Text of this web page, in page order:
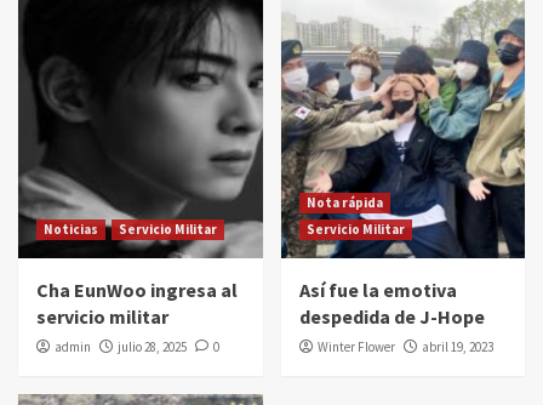
Noticias Servicio Militar
Cha EunWoo ingresa al
servicio militar
admin julio 28, 2025 0
Nota rápida
Servicio Militar
Así fue la emotiva
despedida de J-Hope
Winter Flower abril 19, 2023